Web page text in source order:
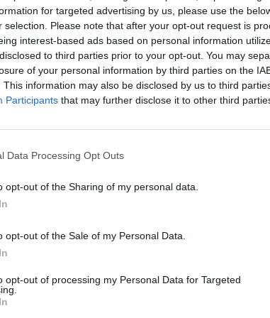
for targeted advertising by us, please use the
selection. Please note that after your opt-out request is
interest-based ads based on personal information
to third parties prior to your opt-out. You may
of your personal information by third parties on the
This information may also be disclosed by us to third
Participants that may further disclose it to other third
Data Processing Opt Outs
opt-out of the Sharing of my personal data.
opt-out of the Sale of my Personal Data.
opt-out of processing my Personal Data for Targeted
il vizietto, il vizietto di Gualtieri e il
questo: prendere manifestazioni che
funzione politica e camuffarle fino a farle
della cittadinanza, di tutti,
ha detto. In studio, intanto, apparivano le
dell'ultimo Roma Pride, dove i
ha preso forma nelle urla
mancherebbe, ma non con i soldi dei